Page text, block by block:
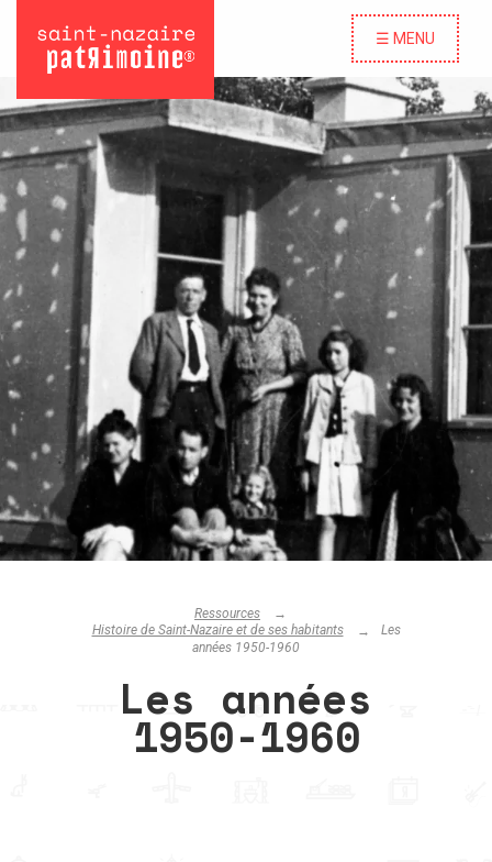
☰ MENU
Ressources
Histoire de Saint-Nazaire et de ses habitants
Les
années 1950-1960
Les années
1950-1960